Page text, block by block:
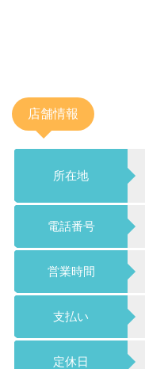
店舗情報
所在地
電話番号
営業時間
支払い
定休日